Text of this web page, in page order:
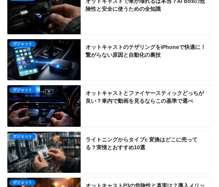
険性と安全に使うための全知識
ガジェット
オットキャストのテザリングをiPhoneで快適に！
繋がらない原因と自動化の裏技
ガジェット
オットキャストとファイヤースティックどっちが
良い？車内で動画を見るならこの基準で選べ
ガジェット
ライトニングからタイプc 変換はどこに売って
る？実情とおすすめ10選
ガジェット
オットキャストP3の危険性と真実は？導入メリッ